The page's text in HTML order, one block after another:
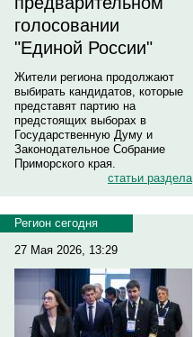
голосовании
"Единой России"
Жители региона продолжают
выбирать кандидатов, которые
представят партию на
предстоящих выборах в
Государственную Думу и
Законодательное Собрание
Приморского края.
статьи раздела
Регион сегодня
27 Мая 2026, 13:29